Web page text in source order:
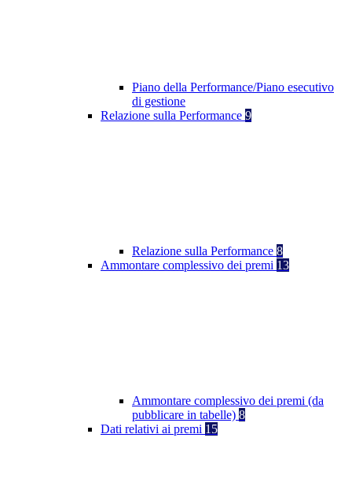
Piano della Performance/Piano esecutivo
di gestione
Relazione sulla Performance 9
Relazione sulla Performance 8
Ammontare complessivo dei premi 13
Ammontare complessivo dei premi (da
pubblicare in tabelle) 8
Dati relativi ai premi 15